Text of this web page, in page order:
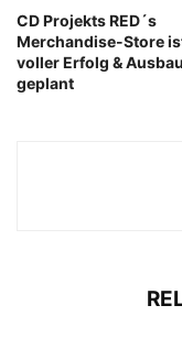
CD Projekts RED´s
Merchandise-Store
voller Erfolg & Ausbau
geplant